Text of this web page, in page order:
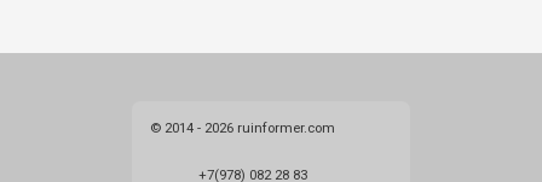
© 2014 - 2026 ruinformer.com
+7(978) 082 28 83